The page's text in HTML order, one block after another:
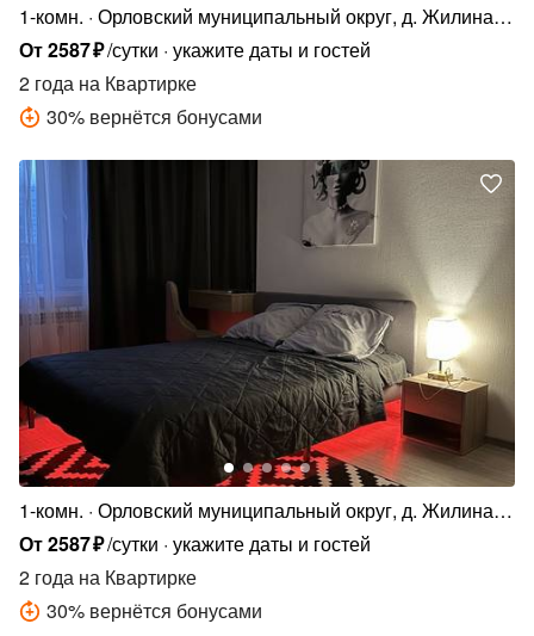
1-комн. Орловский муниципальный округ, д. Жилина,
Яблоневая ул., 1к3
От2587₽/сутки укажите даты и гостей
2 года на Квартирке
30% вернётся бонусами
1-комн. Орловский муниципальный округ, д. Жилина,
Яблоневая ул., 1к3
От2587₽/сутки укажите даты и гостей
2 года на Квартирке
30% вернётся бонусами